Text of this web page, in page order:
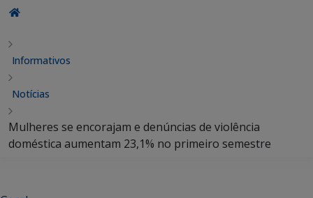
Informativos
Notícias
Mulheres se encorajam e denúncias de violência
doméstica aumentam 23,1% no primeiro semestre